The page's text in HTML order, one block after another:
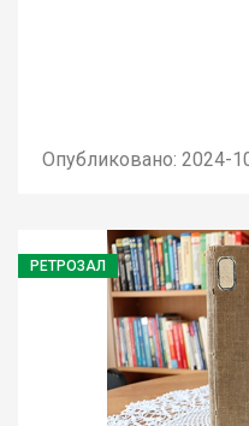
Опубликовано: 2024-
РЕТРОЗАЛ